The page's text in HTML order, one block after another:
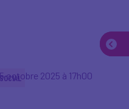
octobre 2025 à 17h00
SOCIAL